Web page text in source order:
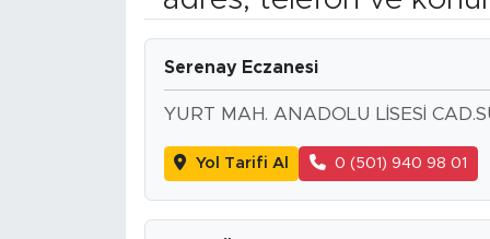
Serenay Eczanesi
YURT MAH. ANADOLU LİSESİ
Yol Tarifi Al 0 (501) 940 98 01
Özel Haber
Resmi İlanlar